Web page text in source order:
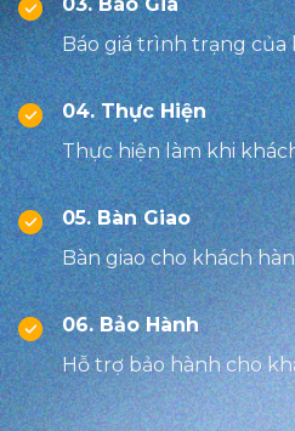
03. Báo Giá
Báo giá trình trạng của
04. Thực Hiện
Thực hiện làm khi
05. Bàn Giao
Bàn giao cho khách
06. Bảo Hành
Hỗ trợ bảo hành cho